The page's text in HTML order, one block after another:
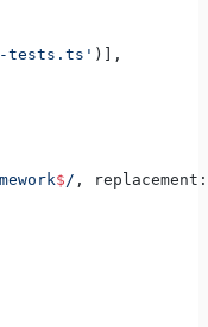
tests.ts' )],
$/ ,